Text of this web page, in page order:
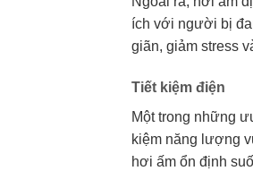
ích với người bị
giãn, giảm stress
Tiết kiệm điện
Một trong những
kiệm năng lượng
hơi ấm ổn định